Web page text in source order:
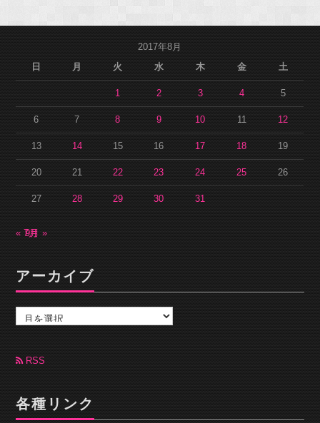
2017年8月
日
月 火 水 木 金 土
1 2 3 4 5
6 7 8 9 10 11 12
13 14 15 16 17 18 19
20 21 22 23 24 25 26
27 28 29 30 31
« 7月9月 »
アーカイブ
カ
ブRSS
各種リンク